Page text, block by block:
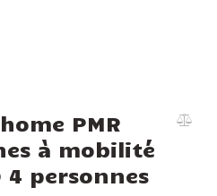
PMR
à mobilité
personnes